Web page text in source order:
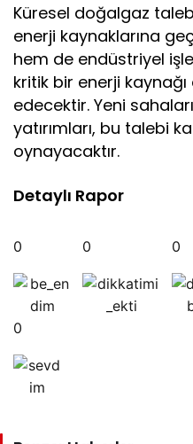
Küresel doğalgaz
enerji kaynaklarına
hem de endüstriyel
kritik bir enerji
edecektir. Yeni
yatırımları, bu talebi
oynayacaktır.
Detaylı Rapor
0 0 0
0